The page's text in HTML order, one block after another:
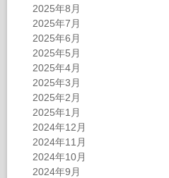
2025年8月
2025年7月
2025年6月
2025年5月
2025年4月
2025年3月
2025年2月
2025年1月
2024年12月
2024年11月
2024年10月
2024年9月